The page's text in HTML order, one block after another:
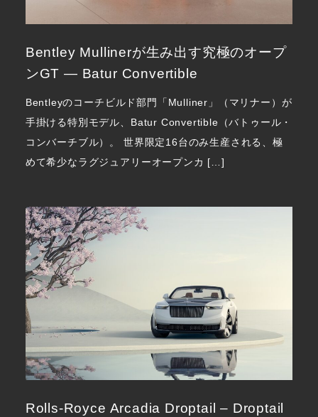
Bentley Mullinerが生み出す究極のオープ
ンGT ― Batur Convertible
Bentleyのコーチビルド部門「Mulliner」（マリナー）が
手掛ける特別モデル、Batur Convertible（バトゥール・
コンバーチブル）。 世界限定16台のみ生産される、極
めて希少なラグジュアリーオープンカ […]
Rolls-Royce Arcadia Droptail – Droptail